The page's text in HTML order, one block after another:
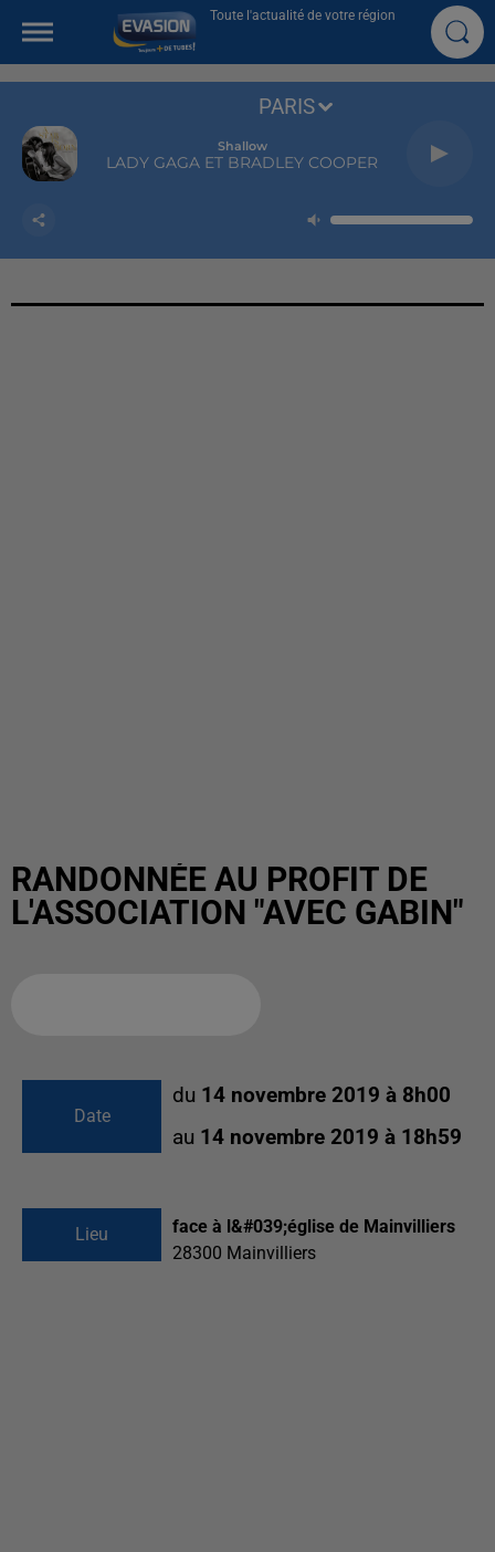
Toute l'actualité de votre région
Shallow
LADY GAGA ET BRADLEY COOPER
PARIS
RANDONNÉE AU PROFIT DE
L'ASSOCIATION "AVEC GABIN"
Date
du 14 novembre 2019 à 8h00
au 14 novembre 2019 à 18h59
Lieu
face à l&#039;église de Mainvilliers
28300 Mainvilliers